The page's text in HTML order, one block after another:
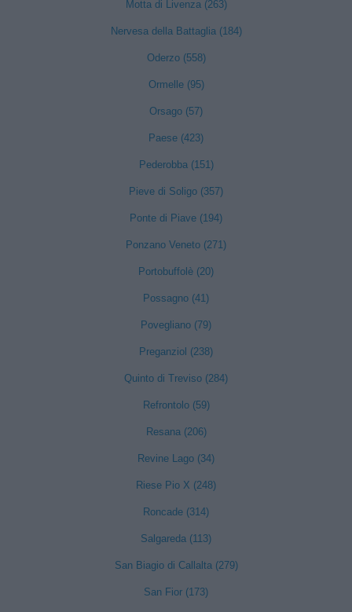
Motta di Livenza (263)
Nervesa della Battaglia (184)
Oderzo (558)
Ormelle (95)
Orsago (57)
Paese (423)
Pederobba (151)
Pieve di Soligo (357)
Ponte di Piave (194)
Ponzano Veneto (271)
Portobuffolè (20)
Possagno (41)
Povegliano (79)
Preganziol (238)
Quinto di Treviso (284)
Refrontolo (59)
Resana (206)
Revine Lago (34)
Riese Pio X (248)
Roncade (314)
Salgareda (113)
San Biagio di Callalta (279)
San Fior (173)